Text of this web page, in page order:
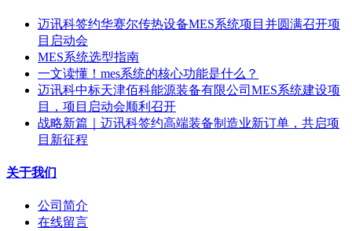
迈讯科签约华赛尔传热设备MES系统项目并圆满召开项
目启动会
MES系统选型指南
一文读懂！mes系统的核心功能是什么？
迈讯科中标天津佰科能源装备有限公司MES系统建设项
目，项目启动会顺利召开
战略新篇｜迈讯科签约高端装备制造业新订单，共启项
目新征程
关于我们
公司简介
在线留言